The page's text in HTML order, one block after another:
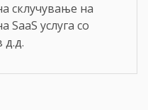
склучување на
услуга со
д.д.